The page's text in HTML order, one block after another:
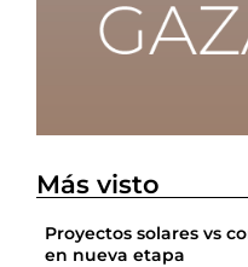
Más visto
Proyectos solares vs
en nueva etapa